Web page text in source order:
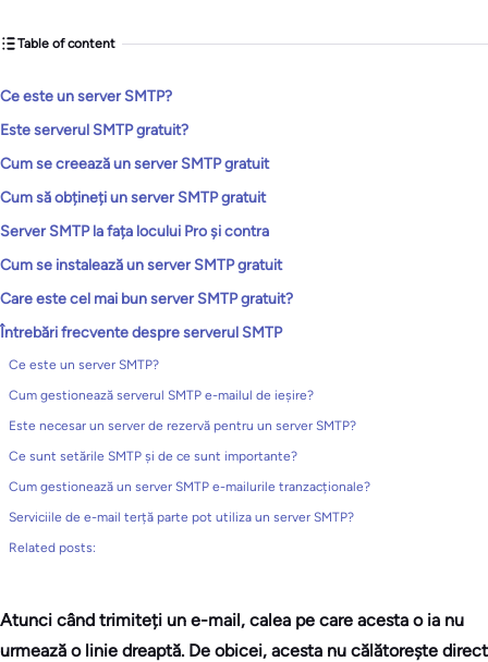
Table of content
Ce este un server SMTP?
Este serverul SMTP gratuit?
Cum se creează un server SMTP gratuit
Cum să obțineți un server SMTP gratuit
Server SMTP la fața locului Pro și contra
Cum se instalează un server SMTP gratuit
Care este cel mai bun server SMTP gratuit?
Întrebări frecvente despre serverul SMTP
Ce este un server SMTP?
Cum gestionează serverul SMTP e-mailul de ieșire?
Este necesar un server de rezervă pentru un server SMTP?
Ce sunt setările SMTP și de ce sunt importante?
Cum gestionează un server SMTP e-mailurile tranzacționale?
Serviciile de e-mail terță parte pot utiliza un server SMTP?
Related posts:
Atunci când trimiteți un e-mail, calea pe care acesta o ia nu
urmează o linie dreaptă. De obicei, acesta nu călătorește direct